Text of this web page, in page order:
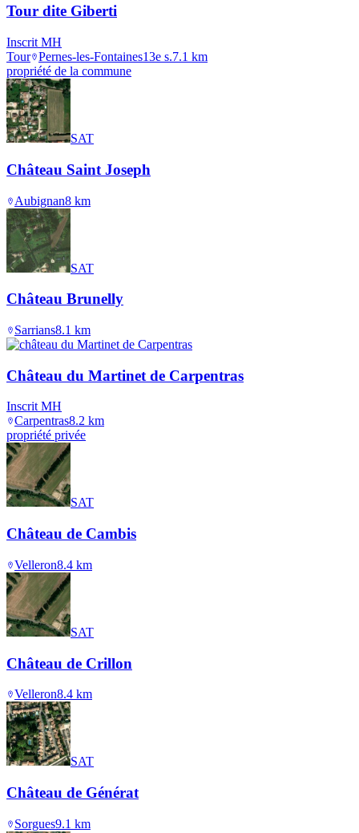
Tour dite Giberti
Inscrit MH
Tour Pernes-les-Fontaines13e s.7.1 km
propriété de la commune
SAT
Château Saint Joseph
Aubignan8 km
SAT
Château Brunelly
Sarrians8.1 km
Château du Martinet de Carpentras
Inscrit MH
Carpentras8.2 km
propriété privée
SAT
Château de Cambis
Velleron8.4 km
SAT
Château de Crillon
Velleron8.4 km
SAT
Château de Générat
Sorgues9.1 km